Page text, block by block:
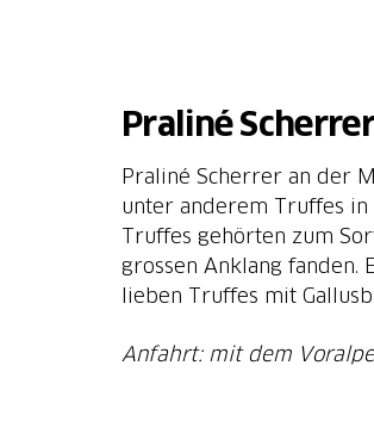
Praliné Scherrer
Praliné Scherrer an der
unter anderem Truffes in
Truffes gehörten zum
grossen Anklang fanden.
lieben Truffes mit
Anfahrt: mit dem